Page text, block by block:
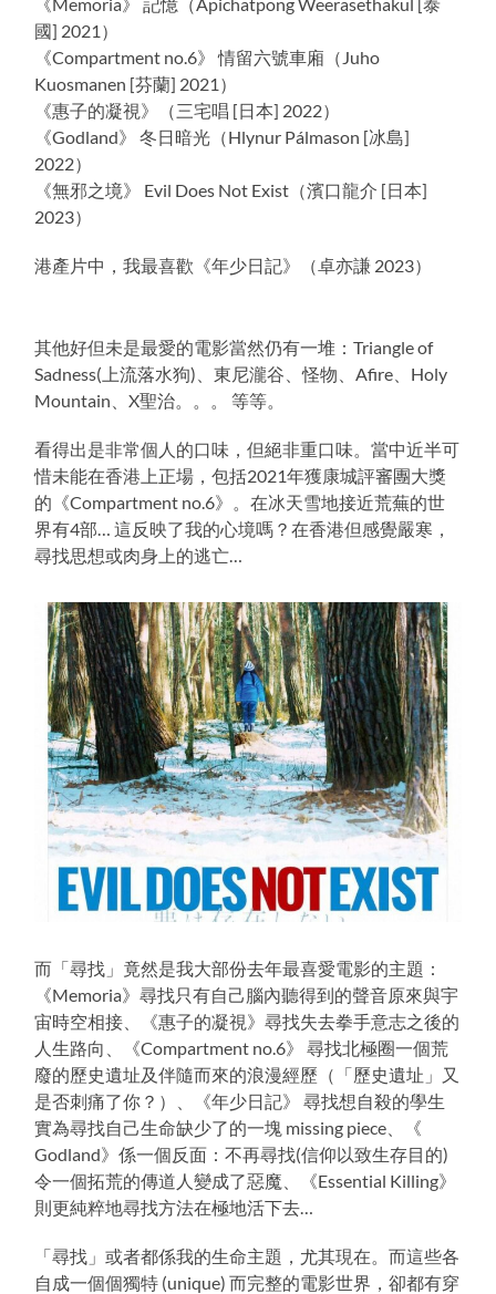
國] 2021）
《Compartment no.6》 情留六號車廂（Juho
Kuosmanen [芬蘭] 2021）
《惠子的凝視》（三宅唱 [日本] 2022）
《Godland》 冬日暗光（Hlynur Pálmason [冰島]
2022）
《無邪之境》 Evil Does Not Exist（濱口龍介 [日本]
2023）
港產片中，我最喜歡《年少日記》（卓亦謙 2023）
其他好但未是最愛的電影當然仍有一堆：Triangle of
Sadness(上流落水狗)、東尼瀧谷、怪物、Afire、Holy
Mountain、X聖治。。。 等等。
看得出是非常個人的口味，但絕非重口味。當中近半可
惜未能在香港上正場，包括2021年獲康城評審團大獎
的《Compartment no.6》。在冰天雪地接近荒蕪的世
界有4部… 這反映了我的心境嗎？在香港但感覺嚴寒，
尋找思想或肉身上的逃亡…
而「尋找」竟然是我大部份去年最喜愛電影的主題：
《Memoria》尋找只有自己腦內聽得到的聲音原來與宇
宙時空相接、《惠子的凝視》尋找失去拳手意志之後的
人生路向、《Compartment no.6》 尋找北極圈一個荒
廢的歷史遺址及伴隨而來的浪漫經歷（「歷史遺址」又
是否刺痛了你？）、《年少日記》 尋找想自殺的學生
實為尋找自己生命缺少了的一塊 missing piece、《
Godland》係一個反面：不再尋找(信仰以致生存目的)
令一個拓荒的傳道人變成了惡魔、《Essential Killing》
則更純粹地尋找方法在極地活下去…
「尋找」或者都係我的生命主題，尤其現在。而這些各
自成一個個獨特 (unique) 而完整的電影世界，卻都有穿